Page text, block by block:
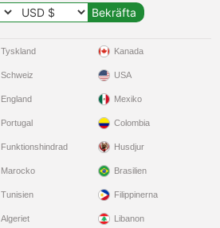
Tyskland
Schweiz
England
Portugal
Funktionshindrad
Kanada
USA
Mexiko
Colombia
Husdjur
Marocko
Tunisien
Algeriet
Brasilien
Filippinerna
Libanon